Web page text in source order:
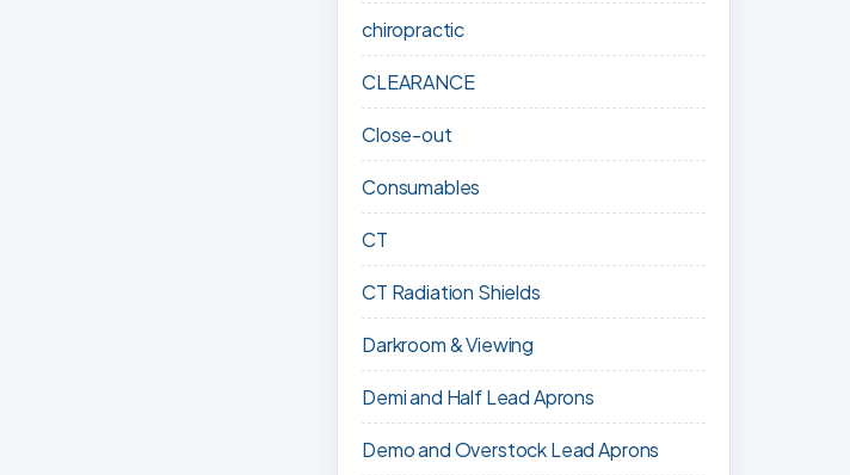
chiropractic
CLEARANCE
Close-out
Consumables
CT
CT Radiation Shields
Darkroom & Viewing
Demi and Half Lead Aprons
Demo and Overstock Lead Aprons